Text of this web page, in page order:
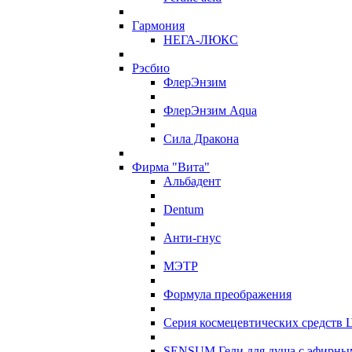
Гармония
НЕГА-ЛЮКС
Рэсбио
ФлерЭнзим
ФлерЭнзим Aqua
Сила Дракона
Фирма "Вита"
Альбадент
Dentum
Анти-гнус
МЭТР
Формула преображения
Серия космецевтических средств